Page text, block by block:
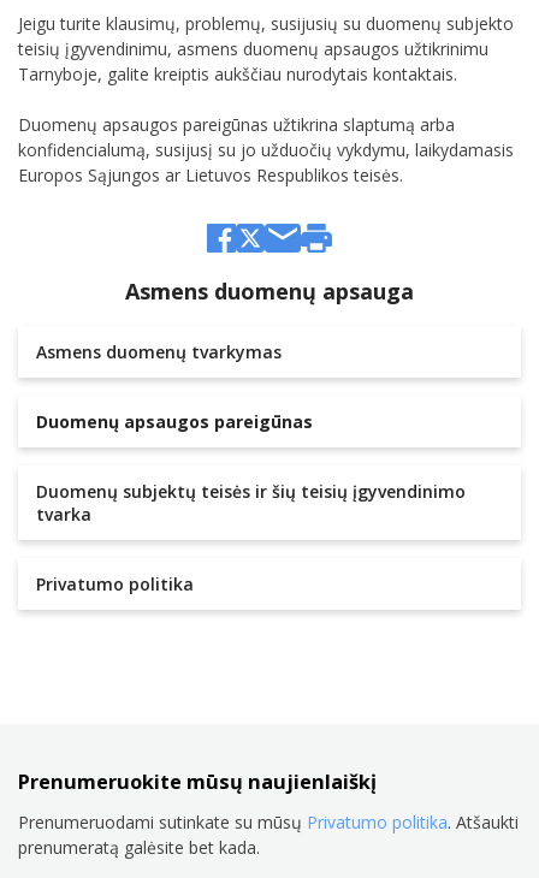
Asmens duomenų apsauga
Asmens duomenų tvarkymas
Duomenų apsaugos pareigūnas
Duomenų subjektų teisės ir šių teisių įgyvendinimo
tvarka
Privatumo politika
Jeigu turite klausimų, problemų, susijusių su duomenų subjekto
teisių įgyvendinimu, asmens duomenų apsaugos užtikrinimu
Tarnyboje, galite kreiptis aukščiau nurodytais kontaktais.
Duomenų apsaugos pareigūnas užtikrina slaptumą arba
konfidencialumą, susijusį su jo užduočių vykdymu, laikydamasis
Europos Sąjungos ar Lietuvos Respublikos teisės.
Prenumeruokite mūsų naujienlaiškį
Prenumeruodami sutinkate su mūsų Privatumo politika. Atšaukti
prenumeratą galėsite bet kada.